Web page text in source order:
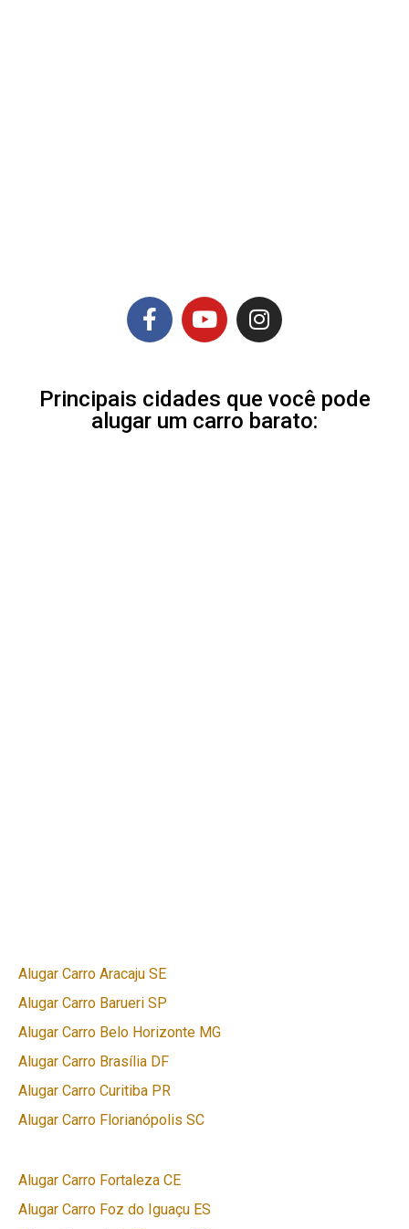
Principais cidades que você pode
alugar um carro barato:
Alugar Carro Aracaju SE
Alugar Carro Barueri SP
Alugar Carro Belo Horizonte MG
Alugar Carro Brasília DF
Alugar Carro Curitiba PR
Alugar Carro Florianópolis SC
Alugar Carro Fortaleza CE
Alugar Carro Foz do Iguaçu ES